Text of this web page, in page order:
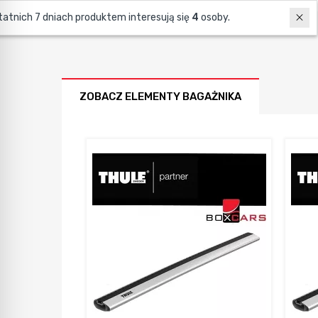
ZOBACZ ELEMENTY BAGAŻNIKA
W ostatnich 7 dniach produktem interesują się4